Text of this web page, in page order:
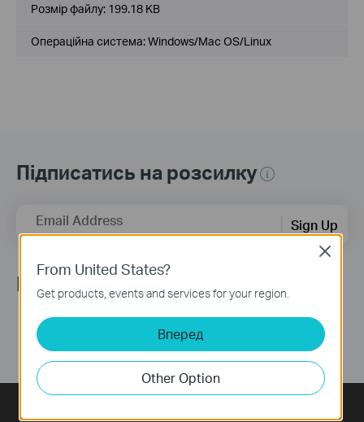
Розмір файлу: 199.18 KB
Операційна система: Windows/Mac OS/Linux
Підписатись на розсилку
Email Address Sign Up
Ми в соцмережах
From United States?
Get products, events and services for your region.
Вперед
Other Option
Close